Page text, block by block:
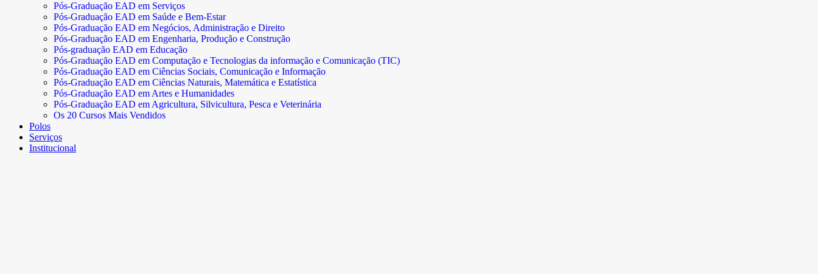
Pós-Graduação EAD em Serviços
Pós-Graduação EAD em Saúde e Bem-Estar
Pós-Graduação EAD em Negócios, Administração e Direito
Pós-Graduação EAD em Engenharia, Produção e Construção
Pós-graduação EAD em Educação
Pós-Graduação EAD em Computação e Tecnologias da informação e Comunicação (TIC)
Pós-Graduação EAD em Ciências Sociais, Comunicação e Informação
Pós-Graduação EAD em Ciências Naturais, Matemática e Estatística
Pós-Graduação EAD em Artes e Humanidades
Pós-Graduação EAD em Agricultura, Silvicultura, Pesca e Veterinária
Os 20 Cursos Mais Vendidos
Polos
Serviços
Institucional